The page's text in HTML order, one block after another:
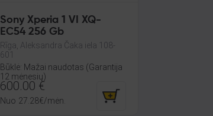
Sony Xperia 1 VI XQ-
EC54 256 Gb
Rīga, Aleksandra Čaka iela 108-
601
Būklė: Mažai naudotas (Garantija
12 mėnesių)
600.00 €
Nuo 27.28€/mėn.